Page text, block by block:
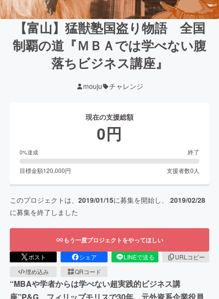
【富山】猛獣塾国盗り物語 全国
制覇の道『ＭＢＡでは学べない腹
落ちビジネス講座』
mouju チャレンジ
現在の支援総額
0円
0%達成 終了
目標金額120,000円 支援者数0人
このプロジェクトは、 2019/01/15に募集を開始し、 2019/02/28
に募集を終了しました
もう一度プロジェクトをやってほしい
ポスト シェア LINEで送る
URLコピー
埋め込み
QRコード
“MBAや学者からは学べない超実践的ビジネス講